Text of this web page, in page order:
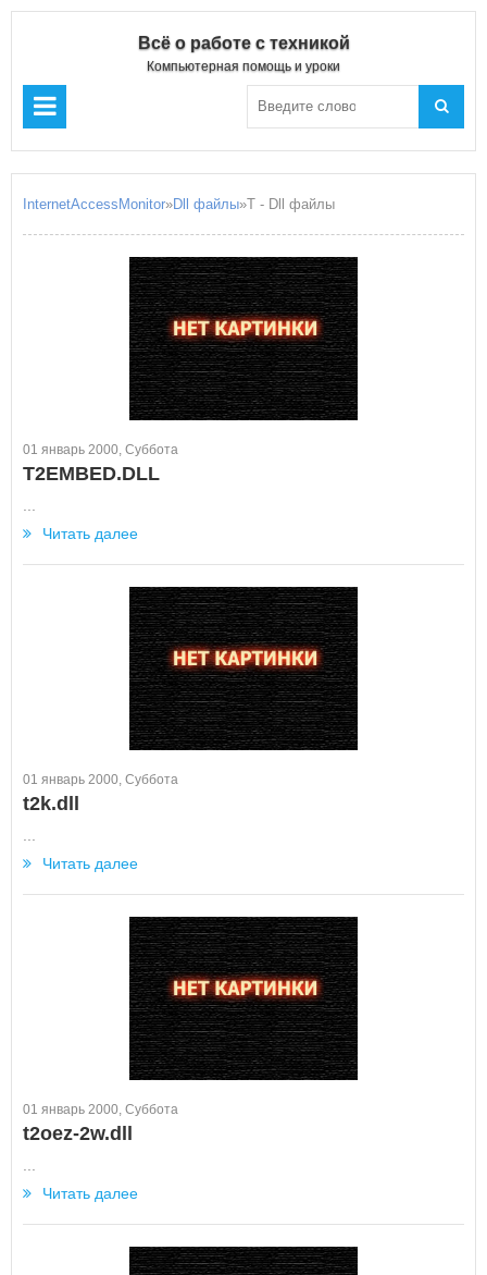
Всё о работе с техникой
Компьютерная помощь и уроки
InternetAccessMonitor»Dll файлы»T - Dll файлы
01 январь 2000, Суббота
T2EMBED.DLL
Читать далее
01 январь 2000, Суббота
t2k.dll
Читать далее
01 январь 2000, Суббота
t2oez-2w.dll
Читать далее